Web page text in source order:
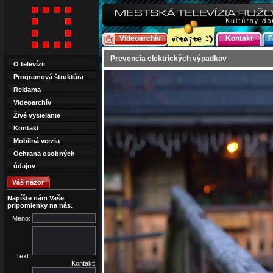
Videoarchív Kontakt
Prevencia elektrických výpadkov
O televízii
Programová štruktúra
Reklama
Videoarchív
Živé vysielanie
Kontakt
Mobilná verzia
Ochrana osobných
údajov
Váš názor
Napíšte nám Vaše
pripomienky na nás.
Meno:
Text:
Kontakt: